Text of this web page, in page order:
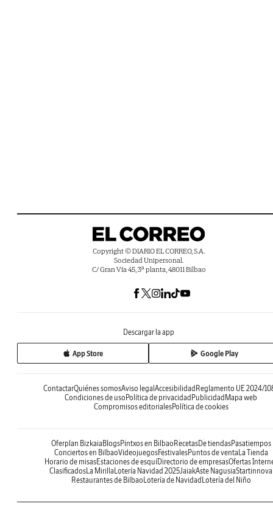
Copyright © DIARIO EL CORREO, S.A.
Sociedad Unipersonal.
C/ Gran Vía 45, 3ª planta, 48011 Bilbao
Descargar la app
App Store Google Play
ContactarQuiénes somosAviso legal Accesibilidad Reglamento UE 2024/
Condiciones de uso Política de privacidad Publicidad Mapa web
Compromisos editorialesPolítica de cookies
Oferplan Bizkaia BlogsPintxos en Bilbao RecetasDe tiendasPasatiempos
Conciertos en BilbaoVideojuegosFestivalesPuntos de venta La Tienda
Horario de misasEstaciones de esquíDirectorio de empresasOfertas
ClasificadosLa Mirilla Lotería Navidad 2025JaiakAste NagusiaStartinnova
Restaurantes de Bilbao Lotería de Navidad Lotería del Niño